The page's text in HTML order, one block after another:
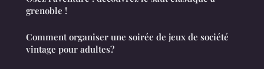
grenoble !
Comment organiser une soirée de jeux de société
vintage pour adultes?